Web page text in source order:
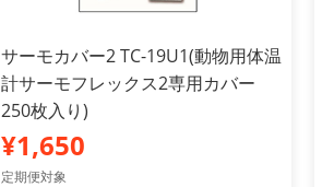
サーモカバー2 TC-19U1(動物用体温
計サーモフレックス2専用カバー
250枚入り)
¥1,650
定期便対象